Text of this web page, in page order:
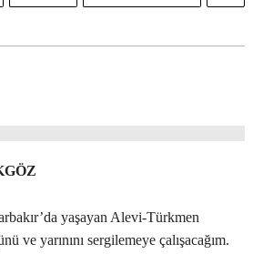
yaşayan Alevi-Türkmen
ve yarınını sergilemeye çalışacağım.